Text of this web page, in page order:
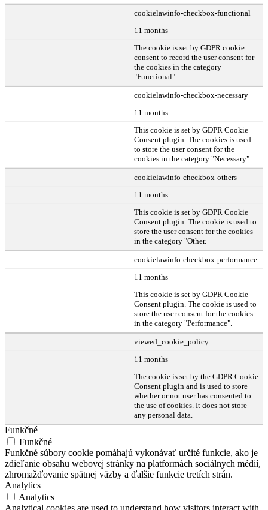
cookielawinfo-checkbox-functional
11 months
The cookie is set by GDPR cookie
consent to record the user consent for
the cookies in the category
"Functional".
cookielawinfo-checkbox-necessary
11 months
This cookie is set by GDPR Cookie
Consent plugin. The cookies is used
to store the user consent for the
cookies in the category "Necessary".
cookielawinfo-checkbox-others
11 months
This cookie is set by GDPR Cookie
Consent plugin. The cookie is used to
store the user consent for the cookies
in the category "Other.
cookielawinfo-checkbox-performance
11 months
This cookie is set by GDPR Cookie
Consent plugin. The cookie is used to
store the user consent for the cookies
in the category "Performance".
viewed_cookie_policy
11 months
The cookie is set by the GDPR Cookie
Consent plugin and is used to store
whether or not user has consented to
the use of cookies. It does not store
any personal data.
Funkčné
Funkčné
Funkčné súbory cookie pomáhajú vykonávať určité funkcie, ako je
zdieľanie obsahu webovej stránky na platformách sociálnych médií,
zhromažďovanie spätnej väzby a ďalšie funkcie tretích strán.
Analytics
Analytics